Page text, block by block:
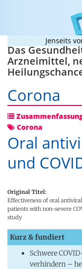
Jenseits von
Das
Arzneimittel,
Corona
Corona
Oral
und
Original Titel:
Effectiveness of oral
patients with non-severe
study
Kurz & fundiert
Schwere
verhindern –